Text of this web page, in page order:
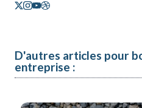
D'autres articles pour
entreprise :